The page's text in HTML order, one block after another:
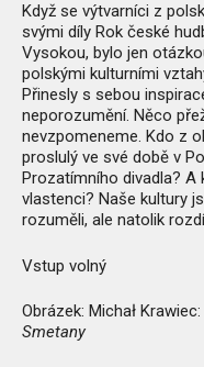
Když se výtvarníci z
svými díly Rok české
Vysokou, bylo jen
polskými kulturními
Přinesly s sebou
neporozumění. Něco
nevzpomeneme. Kdo z
proslulý ve své době v
Prozatímního divadla? A
vlastenci? Naše kultury
rozuměli, ale natolik
Vstup volný
Obrázek: Michał Krawiec:
Smetany